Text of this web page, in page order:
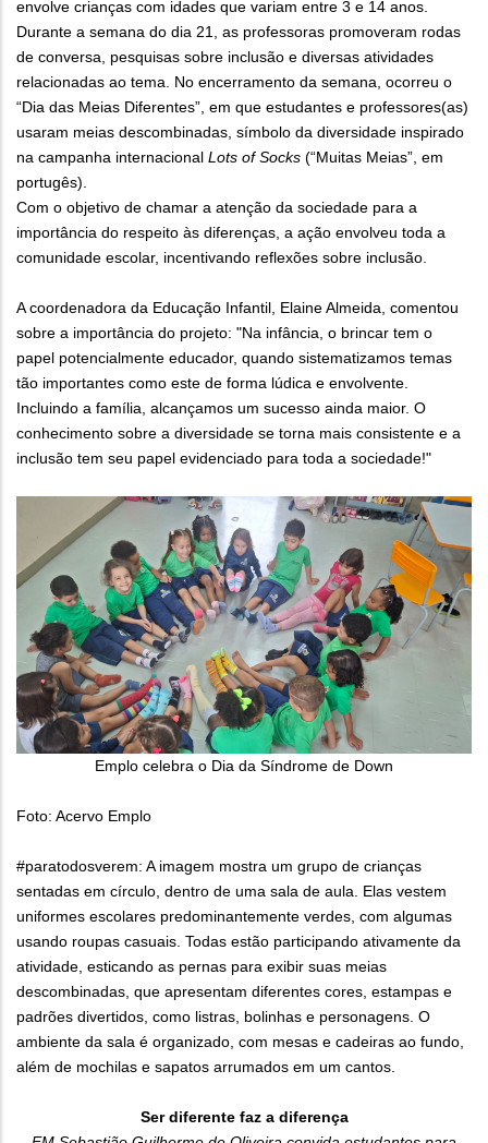
envolve crianças com idades que variam entre 3 e 14 anos.
Durante a semana do dia 21, as professoras promoveram rodas
de conversa, pesquisas sobre inclusão e diversas atividades
relacionadas ao tema. No encerramento da semana, ocorreu o
“Dia das Meias Diferentes”, em que estudantes e professores(as)
usaram meias descombinadas, símbolo da diversidade inspirado
na campanha internacional Lots of Socks (“Muitas Meias”, em
portugês).
Com o objetivo de chamar a atenção da sociedade para a
importância do respeito às diferenças, a ação envolveu toda a
comunidade escolar, incentivando reflexões sobre inclusão.
A coordenadora da Educação Infantil, Elaine Almeida, comentou
sobre a importância do projeto: "Na infância, o brincar tem o
papel potencialmente educador, quando sistematizamos temas
tão importantes como este de forma lúdica e envolvente.
Incluindo a família, alcançamos um sucesso ainda maior. O
conhecimento sobre a diversidade se torna mais consistente e a
inclusão tem seu papel evidenciado para toda a sociedade!"
Emplo celebra o Dia da Síndrome de Down
Foto: Acervo Emplo
#paratodosverem: A imagem mostra um grupo de crianças
sentadas em círculo, dentro de uma sala de aula. Elas vestem
uniformes escolares predominantemente verdes, com algumas
usando roupas casuais. Todas estão participando ativamente da
atividade, esticando as pernas para exibir suas meias
descombinadas, que apresentam diferentes cores, estampas e
padrões divertidos, como listras, bolinhas e personagens. O
ambiente da sala é organizado, com mesas e cadeiras ao fundo,
além de mochilas e sapatos arrumados em um cantos.
Ser diferente faz a diferença